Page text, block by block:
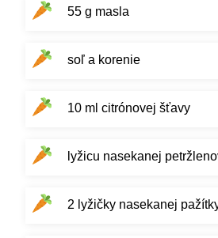
55 g masla
soľ a korenie
10 ml citrónovej šťavy
lyžicu nasekanej
2 lyžičky nasekanej